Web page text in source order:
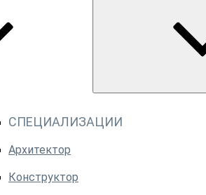
СПЕЦИАЛИЗАЦИИ
Архитектор
Конструктор